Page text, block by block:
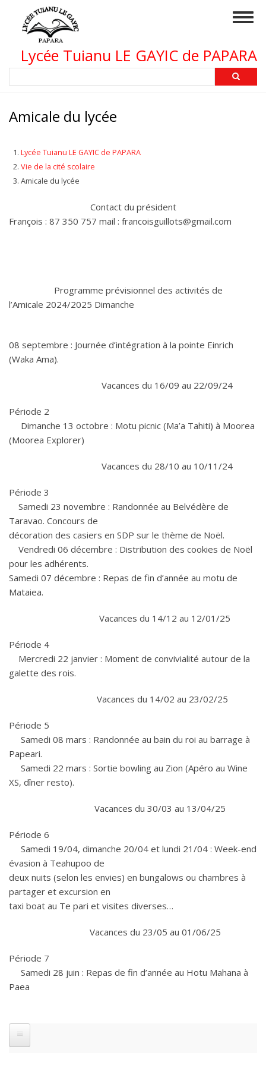
contenu
principalLycée Tuianu LE GAYIC de PAPARA
Amicale du lycée
Lycée Tuianu LE GAYIC de PAPARA
Vie de la cité scolaire
Amicale du lycée
Contact du président
François : 87 350 757 mail : francoisguillots@gmail.com
Programme prévisionnel des activités de
l’Amicale 2024/2025 Dimanche
08 septembre : Journée d’intégration à la pointe Einrich
(Waka Ama).
Vacances du 16/09 au 22/09/24
Période 2
Dimanche 13 octobre : Motu picnic (Ma’a Tahiti) à Moorea
(Moorea Explorer)
Vacances du 28/10 au 10/11/24
Période 3
Samedi 23 novembre : Randonnée au Belvédère de
Taravao. Concours de
décoration des casiers en SDP sur le thème de Noël.
Vendredi 06 décembre : Distribution des cookies de Noël
pour les adhérents.
Samedi 07 décembre : Repas de fin d’année au motu de
Mataiea.
Vacances du 14/12 au 12/01/25
Période 4
Mercredi 22 janvier : Moment de convivialité autour de la
galette des rois.
Vacances du 14/02 au 23/02/25
Période 5
Samedi 08 mars : Randonnée au bain du roi au barrage à
Papeari.
Samedi 22 mars : Sortie bowling au Zion (Apéro au Wine
XS, dîner resto).
Vacances du 30/03 au 13/04/25
Période 6
Samedi 19/04, dimanche 20/04 et lundi 21/04 : Week-end
évasion à Teahupoo de
deux nuits (selon les envies) en bungalows ou chambres à
partager et excursion en
taxi boat au Te pari et visites diverses…
Vacances du 23/05 au 01/06/25
Période 7
Samedi 28 juin : Repas de fin d’année au Hotu Mahana à
Paea